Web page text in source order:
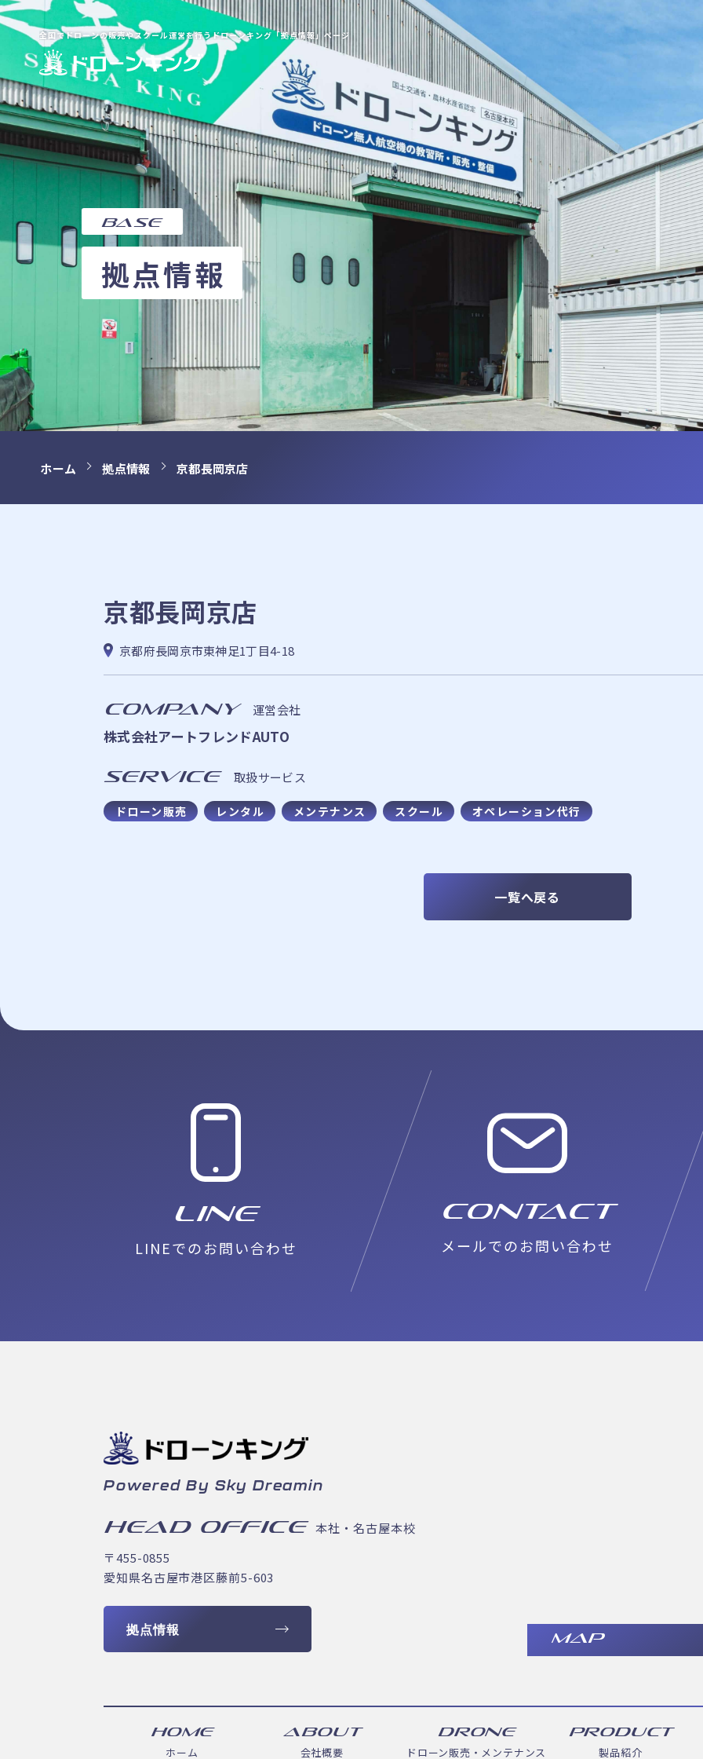
全国でドローンの販売やスクール運営を行うドローンキング「拠点情報」ページ
ドローンスクール
COURSE
LINEでのお問い合わせ
base
拠点情報
ホーム 拠点情報 京都長岡京店
京都長岡京店
京都府長岡京市東神足1丁目4-18
COMPANY 運営会社
株式会社アートフレンドAUTO
SERVICE 取扱サービス
ドローン販売 レンタル メンテナンス スクール オペレーション代行
一覧へ戻る
LINE
LINEでのお問い合わせ
CONTACT
メールでのお問い合わせ
Powered By Sky Dreamin
HEAD OFFICE 本社・名古屋本校
〒455-0855
愛知県名古屋市港区藤前5-603
拠点情報
MAP
HOME
ホーム
ABOUT
会社概要
DRONE
ドローン販売・メンテナンス
PRODUCT
製品紹介